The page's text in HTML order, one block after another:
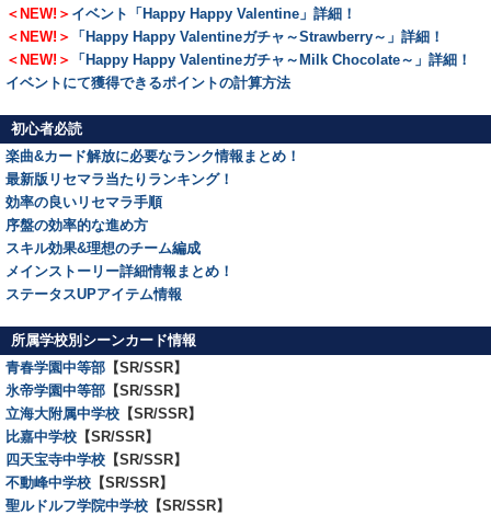
＜NEW!＞ イベント「Happy Happy Valentine」詳細！
＜NEW!＞
「Happy Happy Valentineガチャ～Strawberry～」詳細！
＜NEW!＞
「Happy Happy Valentineガチャ～Milk Chocolate～」詳細！
イベントにて獲得できるポイントの計算方法
初心者必読
楽曲&カード解放に必要なランク情報まとめ！
最新版リセマラ当たりランキング！
効率の良いリセマラ手順
序盤の効率的な進め方
スキル効果&理想のチーム編成
メインストーリー詳細情報まとめ！
ステータスUPアイテム情報
所属学校別シーンカード情報
青春学園中等部 【SR/SSR】
氷帝学園中等部 【SR/SSR】
立海大附属中学校 【SR/SSR】
比嘉中学校 【SR/SSR】
四天宝寺中学校 【SR/SSR】
不動峰中学校 【SR/SSR】
聖ルドルフ学院中学校 【SR/SSR】